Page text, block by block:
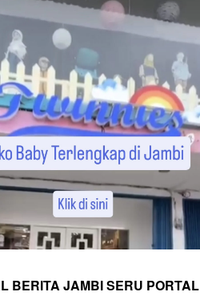
BERITA JAMBI SERU PORTAL